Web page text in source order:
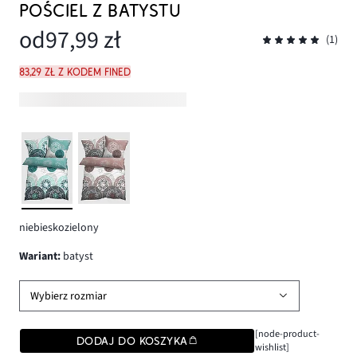
POŚCIEL Z BATYSTU
od97,99 zł (1)
83,29 zł z kodem FINED
niebieskozielony
wariant: batyst
Wybierz rozmiar
DODAJ DO KOSZYKA
[node-product-
wishlist]